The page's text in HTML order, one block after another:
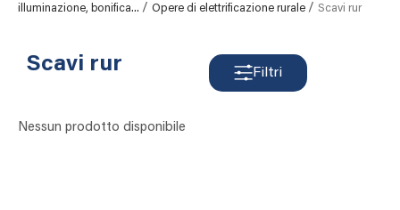
illuminazione, bonifica... / Opere di elettrificazione rurale / Scavi rur
Scavi rur Filtri
Nessun prodotto disponibile